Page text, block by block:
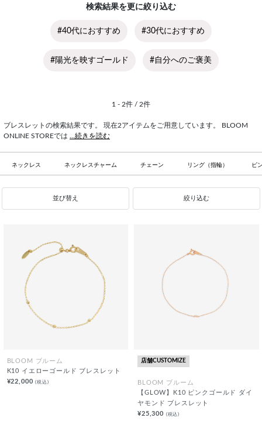
検索結果を更に絞り込む
#40代におすすめ #30代におすすめ
#陽光を映すゴールド #自分へのご褒美
1 - 2件 / 2件
ブレスレットの検索結果です。 現在2アイテムをご用意しています。 BLOOM
ONLINE STOREでは ...続きを読む
ネックレス ネックレスチャーム チェーン リング（指輪） ピ
並び替え 絞り込む
BLOOM ブルーム
K10 イエローゴールド ブレスレット
¥22,000(税込)
店舗CUSTOMIZE
BLOOM ブルーム
【GLOW】K10 ピンクゴールド ダイ
ヤモンド ブレスレット
¥25,300 (税込)